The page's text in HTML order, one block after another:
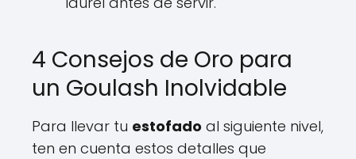
4 Consejos de Oro para
un Goulash Inolvidable
Para llevar tu estofado al siguiente nivel,
ten en cuenta estos detalles que